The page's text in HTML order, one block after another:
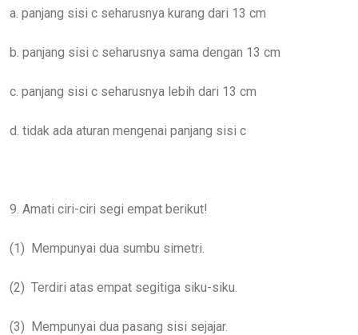
a. panjang sisi c seharusnya kurang dari 13 cm
b. panjang sisi c seharusnya sama dengan 13 cm
c. panjang sisi c seharusnya lebih dari 13 cm
d. tidak ada aturan mengenai panjang sisi c
9. Amati ciri-ciri segi empat berikut!
(1) Mempunyai dua sumbu simetri.
(2) Terdiri atas empat segitiga siku-siku.
(3) Mempunyai dua pasang sisi sejajar.